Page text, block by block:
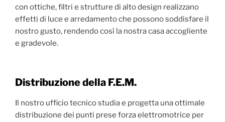
con ottiche, filtri e strutture di alto design realizzano
effetti di luce e arredamento che possono soddisfare il
nostro gusto, rendendo così la nostra casa accogliente
e gradevole.
Distribuzione della F.E.M.
Il nostro ufficio tecnico studia e progetta una ottimale
distribuzione dei punti prese forza elettromotrice per